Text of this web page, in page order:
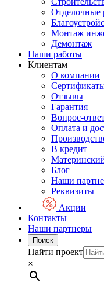
Отделочные
Монтаж
Демонтаж
Наши работы
Клиентам
О компании
Отзывы
Гарантия
Вопрос-
Оплата и
В кредит
Блог
Наши
Реквизиты
Акции
Контакты
Наши партнеры
Поиск
Найти проект
×